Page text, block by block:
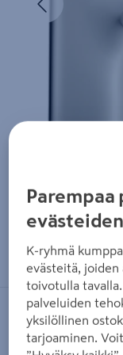
ORAS
Parempaa
K-ryhmä
evästeitä,
toivotulla
palveluiden
yksilöllinen
tarjoaminen.